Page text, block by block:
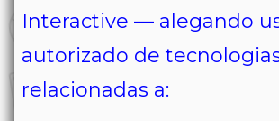
Interactive — alegando
autorizado de
relacionadas a: